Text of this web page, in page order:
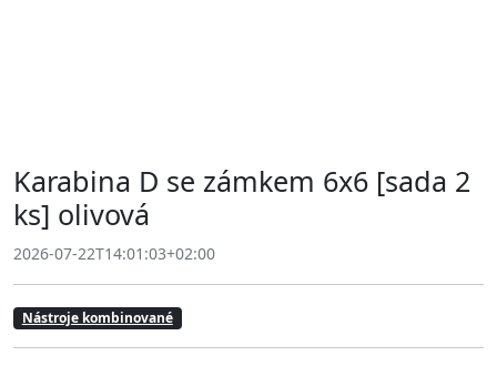
Karabina D se zámkem 6x6 [sada 2
ks] olivová
2026-07-22T14:01:03+02:00
Nástroje kombinované